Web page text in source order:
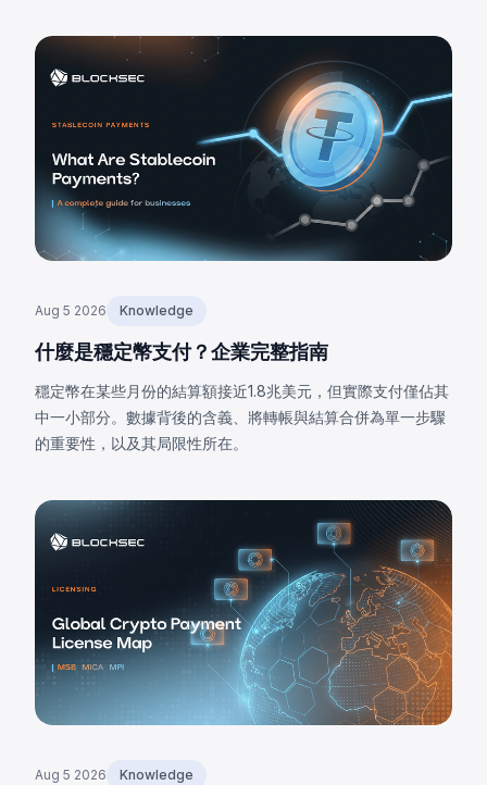
Aug 5 2026 Knowledge
什麼是穩定幣支付？企業完整指南
穩定幣在某些月份的結算額接近1.8兆美元，但實際支付僅佔其
中一小部分。數據背後的含義、將轉帳與結算合併為單一步驟
的重要性，以及其局限性所在。
Aug 5 2026 Knowledge